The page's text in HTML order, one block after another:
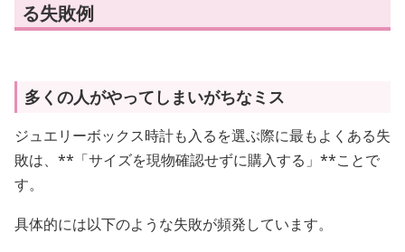
る失敗例
多くの人がやってしまいがちなミス
ジュエリーボックス時計も入るを選ぶ際に最もよくある失
敗は、**「サイズを現物確認せずに購入する」**ことで
す。
具体的には以下のような失敗が頻発しています。